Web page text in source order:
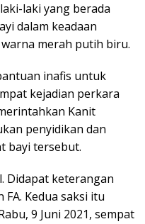
laki yang berada
dalam keadaan
merah putih biru.
inafis untuk
kejadian perkara
Kanit
penyidikan dan
bayi tersebut.
Didapat keterangan
Kedua saksi itu
9 Juni 2021, sempat